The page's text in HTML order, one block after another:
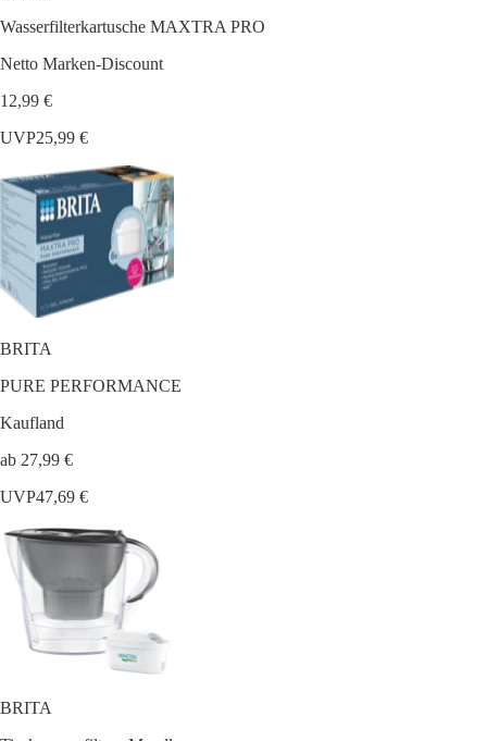
Wasserfilterkartusche MAXTRA PRO
Netto Marken-Discount
12,99 €
UVP25,99 €
BRITA
PURE PERFORMANCE
Kaufland
ab 27,99 €
UVP47,69 €
BRITA